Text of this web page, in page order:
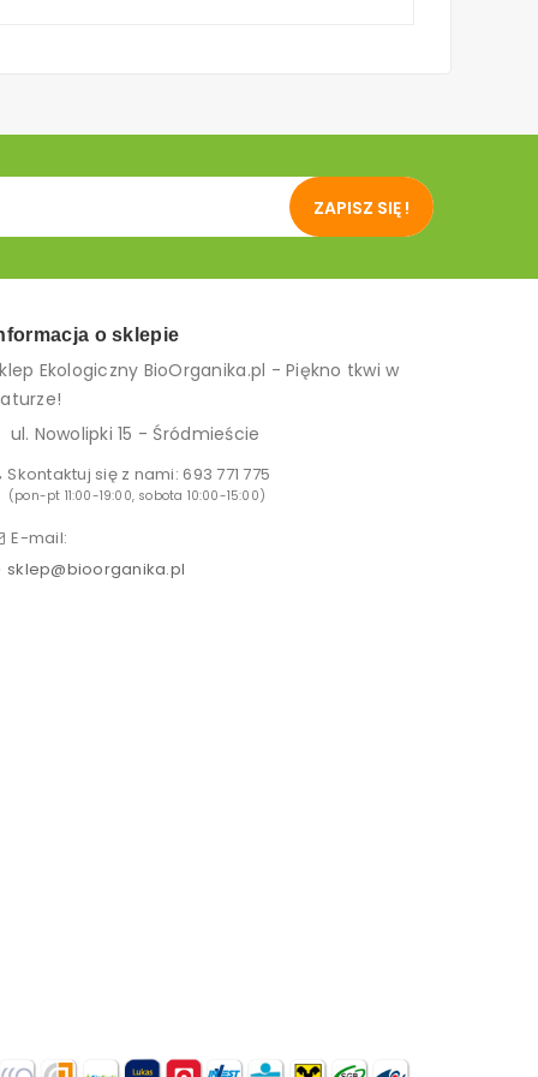
ZAPISZ SIĘ !
o sklepie
Ekologiczny BioOrganika.pl - Piękno tkwi w
ul. Nowolipki 15 - Śródmieście
Skontaktuj się z nami:693 771 775
(pon-pt 11:00-19:00, sobota 10:00-15:00)
E-mail:
sklep@bioorganika.pl